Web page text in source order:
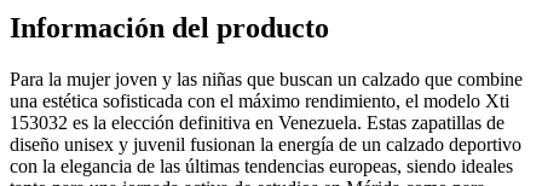
Información del producto
Para la mujer joven y las niñas que buscan un calzado que combine
una estética sofisticada con el máximo rendimiento, el modelo Xti
153032 es la elección definitiva en Venezuela. Estas zapatillas de
diseño unisex y juvenil fusionan la energía de un calzado deportivo
con la elegancia de las últimas tendencias europeas, siendo ideales